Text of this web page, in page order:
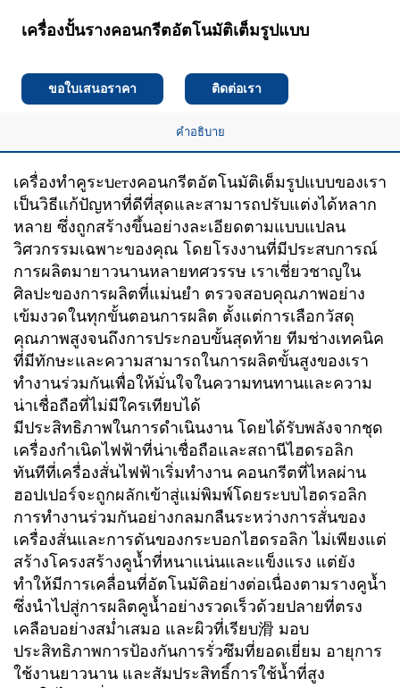
เครื่องปั้นรางคอนกรีตอัตโนมัติเต็มรูปแบบ
ขอใบเสนอราคา ติดต่อเรา
คำอธิบาย
เครื่องทำคูระบетงคอนกรีตอัตโนมัติเต็มรูปแบบของเรา
เป็นวิธีแก้ปัญหาที่ดีที่สุดและสามารถปรับแต่งได้หลาก
หลาย ซึ่งถูกสร้างขึ้นอย่างละเอียดตามแบบแปลน
วิศวกรรมเฉพาะของคุณ โดยโรงงานที่มีประสบการณ์
การผลิตมายาวนานหลายทศวรรษ เราเชี่ยวชาญใน
ศิลปะของการผลิตที่แม่นยำ ตรวจสอบคุณภาพอย่าง
เข้มงวดในทุกขั้นตอนการผลิต ตั้งแต่การเลือกวัสดุ
คุณภาพสูงจนถึงการประกอบขั้นสุดท้าย ทีมช่างเทคนิค
ที่มีทักษะและความสามารถในการผลิตขั้นสูงของเรา
ทำงานร่วมกันเพื่อให้มั่นใจในความทนทานและความ
น่าเชื่อถือที่ไม่มีใครเทียบได้
มีประสิทธิภาพในการดำเนินงาน โดยได้รับพลังจากชุด
เครื่องกำเนิดไฟฟ้าที่น่าเชื่อถือและสถานีไฮดรอลิก
ทันทีที่เครื่องสั่นไฟฟ้าเริ่มทำงาน คอนกรีตที่ไหลผ่าน
ฮอปเปอร์จะถูกผลักเข้าสู่แม่พิมพ์โดยระบบไฮดรอลิก
การทำงานร่วมกันอย่างกลมกลืนระหว่างการสั่นของ
เครื่องสั่นและการดันของกระบอกไฮดรอลิก ไม่เพียงแต่
สร้างโครงสร้างคูน้ำที่หนาแน่นและแข็งแรง แต่ยัง
ทำให้มีการเคลื่อนที่อัตโนมัติอย่างต่อเนื่องตามรางคูน้ำ
ซึ่งนำไปสู่การผลิตคูน้ำอย่างรวดเร็วด้วยปลายที่ตรง
เคลือบอย่างสม่ำเสมอ และผิวที่เรียบ滑 มอบ
ประสิทธิภาพการป้องกันการรั่วซึมที่ยอดเยี่ยม อายุการ
ใช้งานยาวนาน และสัมประสิทธิ์การใช้น้ำที่สูง